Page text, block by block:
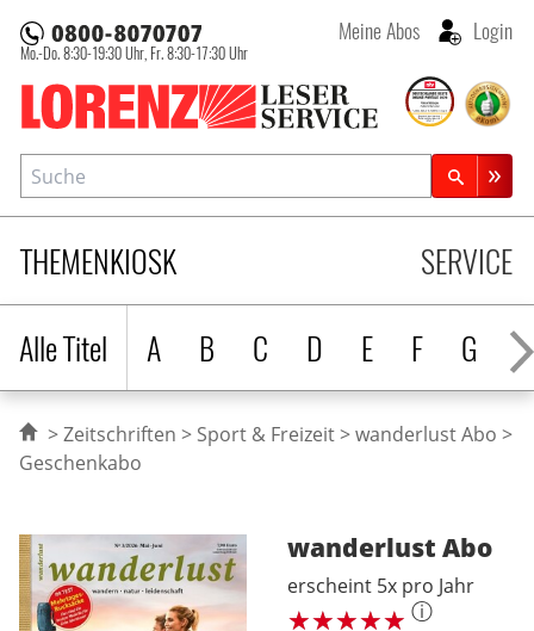
Lorenz Leserservice
Mo.-Do. 8:30-19:30 Uhr, Fr. 8:30-17:30 Uhr
Meine Abos Login
THEMENKIOSK
Alle Titel
A B C D E F G H
SERVICE
Suche
Zeitschriftensuche
Zeitschriften Sport & Freizeit
wanderlust Abo
Geschenkabo
wanderlust Abo
erscheint 5x pro Jahr
ⓘ